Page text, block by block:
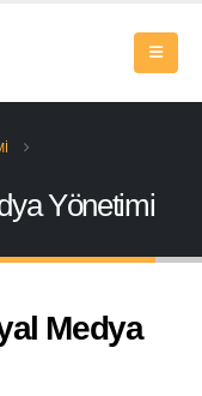
Yönetimi
Medya